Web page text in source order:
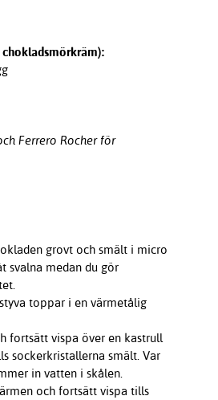
Ferrero Rocher för
grovt och smält i micro
svalna medan du gör
toppar i en värmetålig
fortsätt vispa över en kastrull
sockerkristallerna smält. Var
in vatten i skålen.
och fortsätt vispa tills